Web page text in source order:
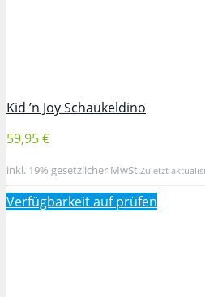
Kid ’n Joy Schaukeldino
59,95 €
inkl. 19% gesetzlicher MwSt.Zuletzt
Verfügbarkeit aufprüfen